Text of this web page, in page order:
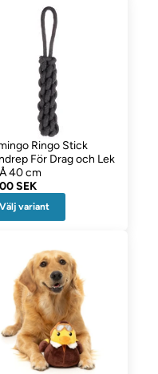
Ringo Stick
För Drag och Lek
40 cm
SEK
Välj variant